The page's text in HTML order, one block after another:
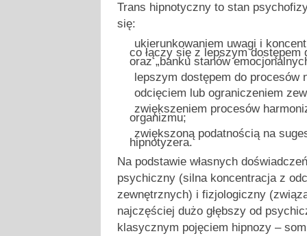
Trans hipnotyczny to stan
się:
ukierunkowaniem uwagi i
co łączy się z lepszym dostępem
oraz „banku stanów
lepszym dostępem do procesów
odcięciem lub ograniczeniem
zwiększeniem procesów
organizmu;
zwiększoną podatnością na
hipnotyzera.
Na podstawie własnych
psychiczny (silna koncentracja z
zewnętrznych) i fizjologiczny
najczęściej dużo głębszy od
klasycznym pojęciem hipnozy –